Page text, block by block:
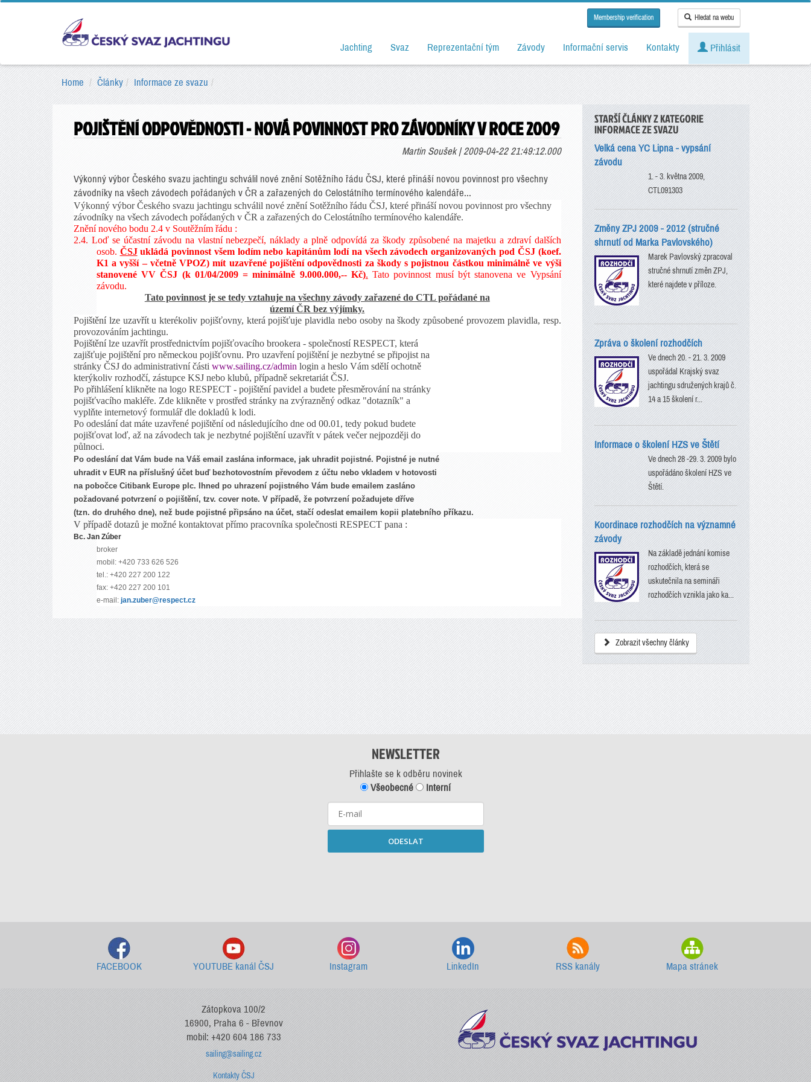
Membership verification Hledat na webu
Jachting Svaz Reprezentační tým Závody Informační servis Kontakty Přihlásit
Home Články Informace ze svazu
POJIŠTĚNÍ ODPOVĚDNOSTI - NOVÁ POVINNOST PRO ZÁVODNÍKY V ROCE 2009
Martin Soušek | 2009-04-22 21:49:12.000
Výkonný výbor Českého svazu jachtingu schválil nové znění Sotěžního řádu ČSJ, které přináší novou povinnost pro všechny
závodníky na všech závodech pořádaných v ČR a zařazených do Celostátního termínového kalendáře...
Výkonný výbor Českého svazu jachtingu schválil nové znění Sotěžního řádu ČSJ, které přináší novou povinnost pro všechny
závodníky na všech závodech pořádaných v ČR a zařazených do Celostátního termínového kalendáře.
Znění nového bodu 2.4 v Soutěžním řádu :
2.4. Loď se účastní závodu na vlastní nebezpečí, náklady a plně odpovídá za škody způsobené na majetku a zdraví dalších
osob. ČSJukládá povinnost všem lodím nebo kapitánům lodí na všech závodech organizovaných pod ČSJ (koef.
K1 a vyšší – včetně VPOZ) mít uzavřené pojištění odpovědnosti za škody s pojistnou částkou minimálně ve výši
stanovené VV ČSJ (k 01/04/2009 = minimálně 9.000.000,-- Kč). Tato povinnost musí být stanovena ve Vypsání
závodu.
Tato povinnost je se tedy vztahuje na všechny závody zařazené do CTL pořádané na
území ČR bez výjímky.
Pojištění lze uzavřít u kterékoliv pojišťovny, která pojišťuje plavidla nebo osoby na škody způsobené provozem plavidla, resp.
provozováním jachtingu.
Pojištění lze uzavřít prostřednictvím pojišťovacího brookera - společností RESPECT, která
zajišťuje pojištění pro německou pojišťovnu. Pro uzavření pojištění je nezbytné se připojist na
stránky ČSJ do administrativní části www.sailing.cz/admin login a heslo Vám sdělí ochotně
kterýkoliv rozhodčí, zástupce KSJ nebo klubů, případně sekretariát ČSJ.
Po přihlášení klikněte na logo RESPECT - pojištění pavidel a budete přesměrování na stránky
pojišťvacího makléře. Zde klikněte v prostřed stránky na zvýrazněný odkaz "dotazník" a
vyplňte internetový formulář dle dokladů k lodi.
Po odeslání dat máte uzavřené pojištění od následujícího dne od 00.01, tedy pokud budete
pojišťovat loď, až na závodech tak je nezbytné pojištění uzavřít v pátek večer nejpozději do
půlnoci.
Po odeslání dat Vám bude na Váš email zaslána informace, jak uhradit pojistné. Pojistné je nutné
uhradit v EUR na příslušný účet buď bezhotovostním převodem z účtu nebo vkladem v hotovosti
na pobočce Citibank Europe plc. Ihned po uhrazení pojistného Vám bude emailem zasláno
požadované potvrzení o pojištění, tzv. cover note. V případě, že potvrzení požadujete dříve
(tzn. do druhého dne), než bude pojistné připsáno na účet, stačí odeslat emailem kopii platebního příkazu.
V případě dotazů je možné kontaktovat přímo pracovníka společnosti RESPECT pana :
Bc. Jan Zúber
broker
mobil: +420 733 626 526
tel.: +420 227 200 122
fax: +420 227 200 101
e-mail: jan.zuber@respect.cz
STARŠÍ ČLÁNKY Z KATEGORIE
INFORMACE ZE SVAZU
Velká cena YC Lipna - vypsání
závodu
1. - 3. května 2009,
CTL091303
Změny ZPJ 2009 - 2012 (stručné
shrnutí od Marka Pavlovského)
Marek Pavlovský zpracoval
stručné shrnutí změn ZPJ,
které najdete v příloze.
Zpráva o školení rozhodčích
Ve dnech 20. - 21. 3. 2009
uspořádal Krajský svaz
jachtingu sdružených krajů č.
14 a 15 školení r...
Informace o školení HZS ve Štětí
Ve dnech 28 -29. 3. 2009 bylo
uspořádáno školení HZS ve
Štětí.
Koordinace rozhodčích na významné
závody
Na základě jednání komise
rozhodčích, která se
uskutečnila na semináři
rozhodčích vznikla jako ka...
Zobrazit všechny články
NEWSLETTER
Přihlašte se k odběru novinek
Všeobecné
Interní
ODESLAT
FACEBOOK YOUTUBE kanál ČSJ Instagram LinkedIn RSS kanály Mapa stránek
Zátopkova 100/2
16900, Praha 6 - Břevnov
mobil: +420 604 186 733
sailing@sailing.cz
Kontakty ČSJ